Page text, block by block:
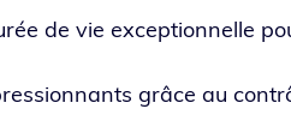
de vie excep­tion­nelle
grâce au